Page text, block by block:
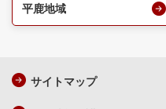
平鹿地域
サイトマップ